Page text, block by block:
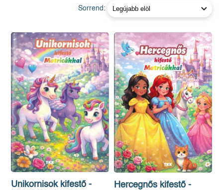
Sorrend:
Unikornisok kifestő -
Hercegnős kifestő -